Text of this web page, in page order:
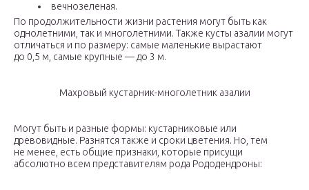
вечнозеленая.
По продолжительности жизни растения могут быть как
однолетними, так и многолетними. Также кусты азалии могут
отличаться и по размеру: самые маленькие вырастают
до 0,5 м, самые крупные — до 3 м.
Махровый кустарник-многолетник азалии
Могут быть и разные формы: кустарниковые или
древовидные. Разнятся также и сроки цветения. Но, тем
не менее, есть общие признаки, которые присущи
абсолютно всем представителям рода Рододендроны: